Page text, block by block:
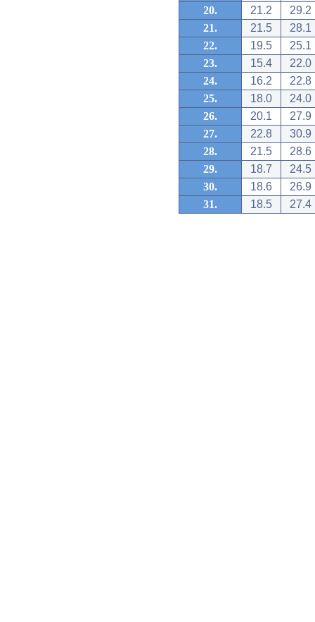
20.
21.2
29.2
21.
21.5
28.1
22.
19.5
25.1
23.
15.4
22.0
24.
16.2
22.8
25.
18.0
24.0
26.
20.1
27.9
27.
22.8
30.9
28.
21.5
28.6
29.
18.7
24.5
30.
18.6
26.9
31.
18.5 27.4